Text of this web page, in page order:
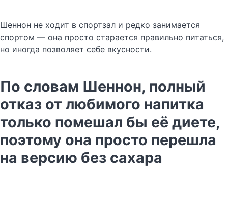
Шеннон не ходит в спортзал и редко занимается
спортом — она просто старается правильно питаться,
но иногда позволяет себе вкусности.
По словам Шеннон, полный
отказ от любимого напитка
только помешал бы её диете,
поэтому она просто перешла
на версию без сахара